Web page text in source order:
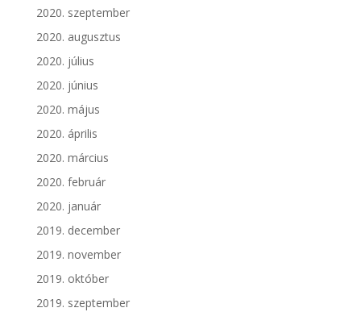
2020. szeptember
2020. augusztus
2020. július
2020. június
2020. május
2020. április
2020. március
2020. február
2020. január
2019. december
2019. november
2019. október
2019. szeptember